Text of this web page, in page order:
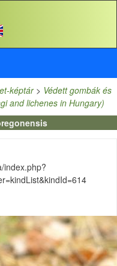
képtár> Védett gombák és
and lichenes in Hungary)
index.php?